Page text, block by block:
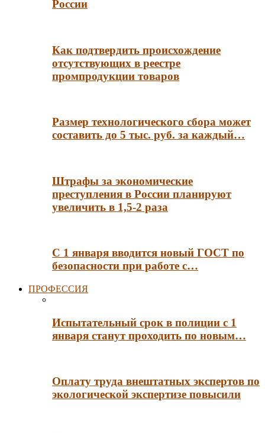
России
Как подтвердить происхождение
отсутствующих в реестре
промпродукции товаров
Размер технологического сбора может
составить до 5 тыс. руб. за каждый…
Штрафы за экономические
преступления в России планируют
увеличить в 1,5-2 раза
С 1 января вводится новый ГОСТ по
безопасности при работе с…
ПРОФЕССИЯ
Испытательный срок в полиции с 1
января станут проходить по новым…
Оплату труда внештатных экспертов по
экологической экспертизе повысили